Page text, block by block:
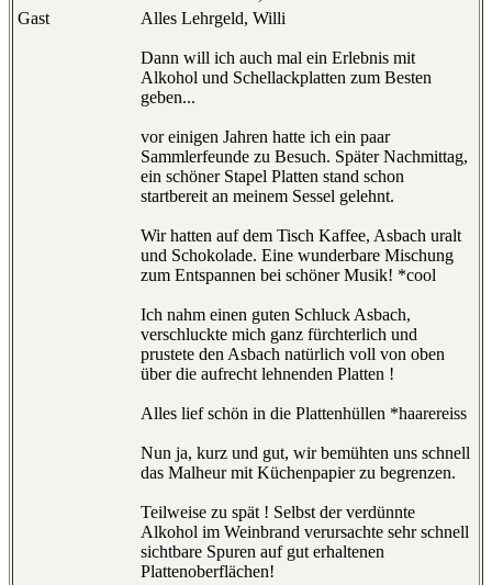
Gast
Alles Lehrgeld, Willi
Dann will ich auch mal ein Erlebnis mit
Alkohol und Schellackplatten zum Besten
geben...
vor einigen Jahren hatte ich ein paar
Sammlerfeunde zu Besuch. Später Nachmittag,
ein schöner Stapel Platten stand schon
startbereit an meinem Sessel gelehnt.
Wir hatten auf dem Tisch Kaffee, Asbach uralt
und Schokolade. Eine wunderbare Mischung
zum Entspannen bei schöner Musik! *cool
Ich nahm einen guten Schluck Asbach,
verschluckte mich ganz fürchterlich und
prustete den Asbach natürlich voll von oben
über die aufrecht lehnenden Platten !
Alles lief schön in die Plattenhüllen *haarereiss
Nun ja, kurz und gut, wir bemühten uns schnell
das Malheur mit Küchenpapier zu begrenzen.
Teilweise zu spät ! Selbst der verdünnte
Alkohol im Weinbrand verursachte sehr schnell
sichtbare Spuren auf gut erhaltenen
Plattenoberflächen!